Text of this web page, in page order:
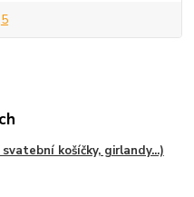
košíčky, girlandy...)